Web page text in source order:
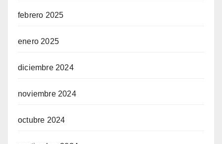
febrero 2025
enero 2025
diciembre 2024
noviembre 2024
octubre 2024